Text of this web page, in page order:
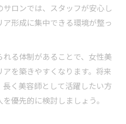
ロンでは、スタッフが安心し
形成に集中できる環境が整っ
れる体制があることで、女性美
を築きやすくなります。将来
く美容師として活躍したい方
優先的に検討しましょう。